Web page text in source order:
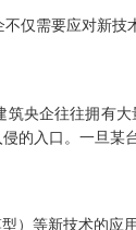
仅需要应对新技
央企往往拥有大
的入口。一旦某
）等新技术的应